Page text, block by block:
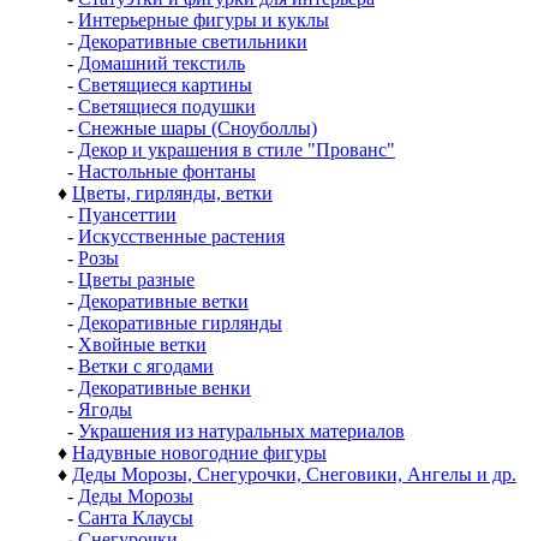
- Интерьерные фигуры и куклы
- Декоративные светильники
- Домашний текстиль
- Светящиеся картины
- Светящиеся подушки
- Снежные шары (Сноуболлы)
- Декор и украшения в стиле "Прованс"
- Настольные фонтаны
♦ Цветы, гирлянды, ветки
- Пуансеттии
- Искусственные растения
- Розы
- Цветы разные
- Декоративные ветки
- Декоративные гирлянды
- Хвойные ветки
- Ветки с ягодами
- Декоративные венки
- Ягоды
- Украшения из натуральных материалов
♦ Надувные новогодние фигуры
♦ Деды Морозы, Снегурочки, Снеговики, Ангелы и др.
- Деды Морозы
- Санта Клаусы